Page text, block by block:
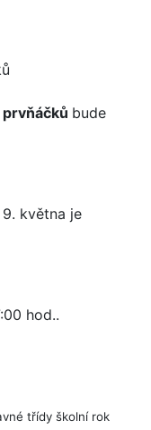
bude
května je
hod..
třídy školní rok